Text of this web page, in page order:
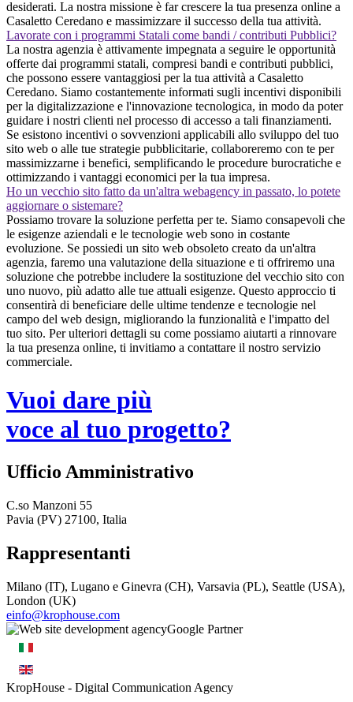
desiderati. La nostra missione è far crescere la tua presenza online a
Casaletto Ceredano e massimizzare il successo della tua attività.
Lavorate con i programmi Statali come bandi / contributi Pubblici?
La nostra agenzia è attivamente impegnata a seguire le opportunità
offerte dai programmi statali, compresi bandi e contributi pubblici,
che possono essere vantaggiosi per la tua attività a Casaletto
Ceredano. Siamo costantemente informati sugli incentivi disponibili
per la digitalizzazione e l'innovazione tecnologica, in modo da poter
guidare i nostri clienti nel processo di accesso a tali finanziamenti.
Se esistono incentivi o sovvenzioni applicabili allo sviluppo del tuo
sito web o alle tue strategie pubblicitarie, collaboreremo con te per
massimizzarne i benefici, semplificando le procedure burocratiche e
ottimizzando i vantaggi economici per la tua impresa.
Ho un vecchio sito fatto da un'altra webagency in passato, lo potete
aggiornare o sistemare?
Possiamo trovare la soluzione perfetta per te. Siamo consapevoli che
le esigenze aziendali e le tecnologie web sono in costante
evoluzione. Se possiedi un sito web obsoleto creato da un'altra
agenzia, faremo una valutazione della situazione e ti offriremo una
soluzione che potrebbe includere la sostituzione del vecchio sito con
uno nuovo, più adatto alle tue attuali esigenze. Questo approccio ti
consentirà di beneficiare delle ultime tendenze e tecnologie nel
campo del web design, migliorando la funzionalità e l'impatto del
tuo sito. Per ulteriori dettagli su come possiamo aiutarti a rinnovare
la tua presenza online, ti invitiamo a contattare il nostro servizio
commerciale.
Vuoi dare più
voce al tuo progetto?
Ufficio Amministrativo
C.so Manzoni 55
Pavia (PV) 27100, Italia
Rappresentanti
Milano (IT), Lugano e Ginevra (CH), Varsavia (PL), Seattle (USA),
London (UK)
einfo@krophouse.com
KropHouse - Digital Communication Agency